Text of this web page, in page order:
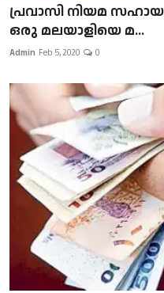
പ്രവാസി നിയമ സഹായ
ഒരു മലയാളിയെ മ...
Admin Feb 5, 2020 0